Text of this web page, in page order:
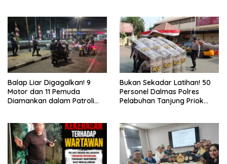
Balap Liar Digagalkan! 9
Motor dan 11 Pemuda
Diamankan dalam Patroli
Bukan Sekadar Latihan! 50
Personel Dalmas Polres
Pelabuhan Tanjung Priok